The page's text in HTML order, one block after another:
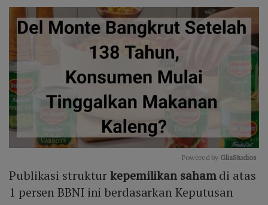
Mute
Powered by GliaStudios
Publikasi strukturkepemilikan sahamdi atas
1 persen BBNI ini berdasarkan Keputusan